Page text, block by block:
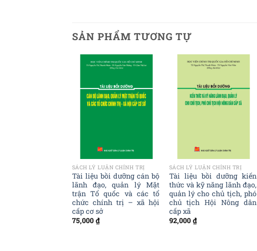
SẢN PHẨM TƯƠNG TỰ
wishlist
SÁCH LÝ LUẬN CHÍNH TRỊ
Tài liệu bồi dưỡng cán bộ
lãnh đạo, quản lý Mặt
trận Tổ quốc và các tổ
chức chính trị – xã hội
cấp cơ sở
75,000 ₫
wishlist
SÁCH LÝ LUẬN CHÍNH TRỊ
Tài liệu bồi dưỡng kiến
thức và kỹ năng lãnh đạo,
quản lý cho chủ tịch, phó
chủ tịch Hội Nông dân
cấp xã
92,000 ₫